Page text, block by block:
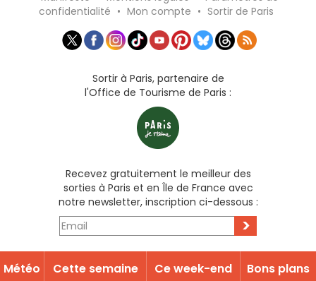
Publicité • Communiquez sur votre événement
Référencez un établissement • FAQ / Contact
confidentialité • Mon compte • Sortir de Paris
Sortir à Paris, partenaire de
Recevez gratuitement le meilleur des
sorties à Paris et en Île de France avec
notre newsletter, inscription ci-dessous :
Météo Cette semaine Ce week-end Bons plans